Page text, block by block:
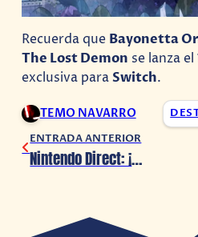
Recuerda que Bayonetta
The Lost Demon se lanza el
exclusiva paraSwitch.
TEMO NAVARRO
ENTRADA ANTERIOR
Nintendo Direct: ¡The Legend of Zelda: Tears of the Kingdom presenta un nuevo avance!